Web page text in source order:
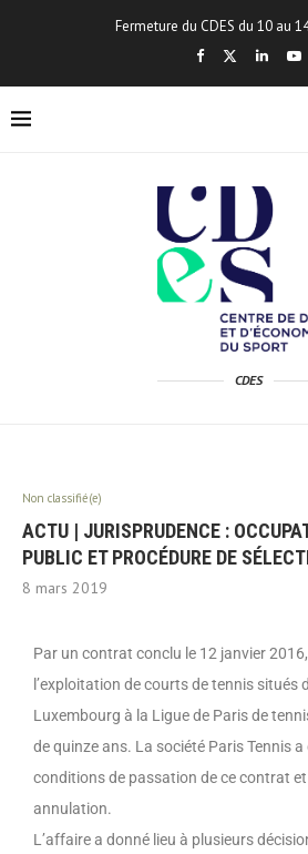
Fermeture du CDES du 10 au
CDES
Non classifié(e)
ACTU | JURISPRUDENCE :
PUBLIC ET PROCÉDURE DE
8 mars 2019
Par un contrat conclu le 12 janvier
l’exploitation de courts de tennis situés
Luxembourg à la Ligue de Paris de
de quinze ans. La société Paris Tennis
conditions de passation de ce contrat
annulation.
L’affaire a donné lieu à plusieurs